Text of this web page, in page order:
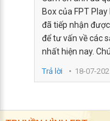
Box của FPT
đã tiếp nhận
để tư vấn về các
nhất hiện nay.
Trả lời 18-07-